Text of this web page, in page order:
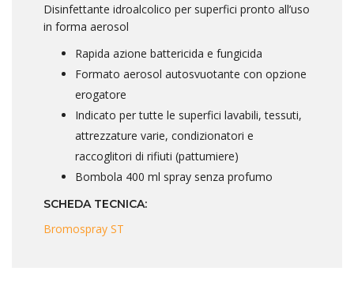
Disinfettante idroalcolico per superfici pronto all’uso
in forma aerosol
Rapida azione battericida e fungicida
Formato aerosol autosvuotante con opzione
erogatore
Indicato per tutte le superfici lavabili, tessuti,
attrezzature varie, condizionatori e
raccoglitori di rifiuti (pattumiere)
Bombola 400 ml spray senza profumo
SCHEDA TECNICA:
Bromospray ST